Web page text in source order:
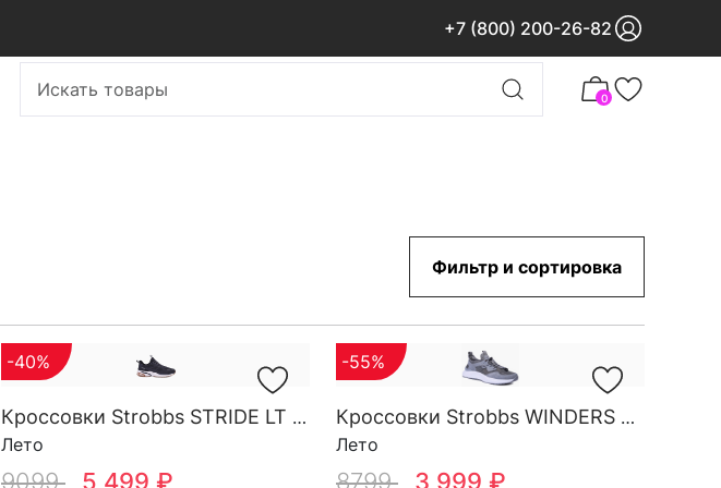
+7 (800) 200-26-82
0
Фильтр и сортировка
Кроссовки Strobbs STRIDE LT M 3882-1
Лето
-40%
9099 5 499 ₽
Кроссовки Strobbs WINDERS LACE M 3881-1
Лето
-55%
8799 3 999 ₽